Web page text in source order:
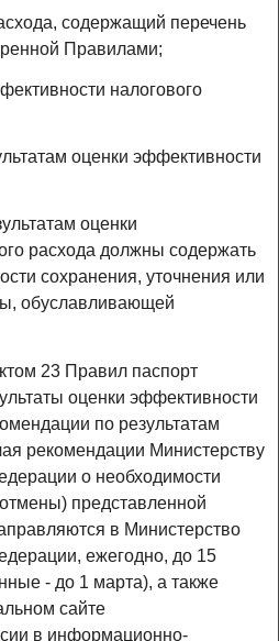
содержащий перечень
Правилами;
налогового
оценки эффективности
оценки
расхода должны содержать
сохранения, уточнения или
обуславливающей
23 Правил паспорт
оценки эффективности
по результатам
рекомендации Министерству
о необходимости
представленной
в Министерство
ежегодно, до 15
- до 1 марта), а также
сайте
в информационно-